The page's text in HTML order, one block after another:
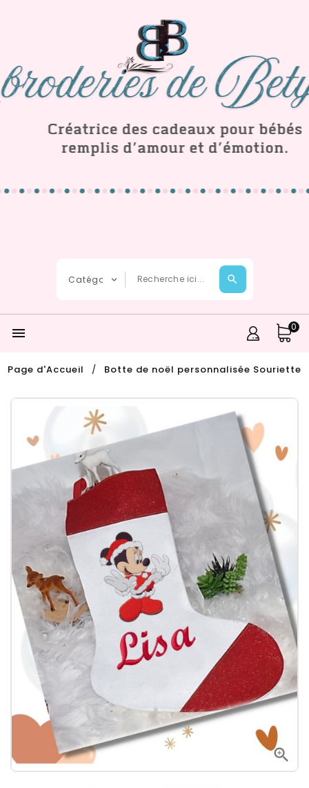
 0
Page d'Accueil Botte de noël personnalisée Souriette
